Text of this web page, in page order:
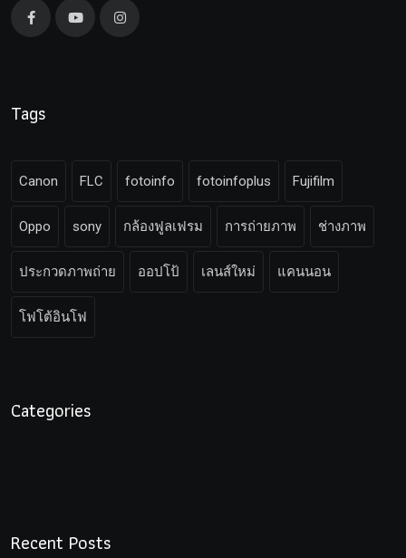
Tags
Canon FLC fotoinfo fotoinfoplus Fujifilm
Oppo sony กล้องฟูลเฟรม การถ่ายภาพ ช่างภาพ
ประกวดภาพถ่าย ออปโป้ เลนส์ใหม่ แคนนอน
โฟโต้อินโฟ
Categories
Recent Posts